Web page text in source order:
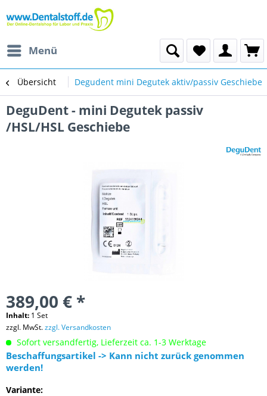
Menü
Übersicht Degudent mini Degutek aktiv/passiv Geschiebe
DeguDent - mini Degutek passiv
/HSL/HSL Geschiebe
389,00 € *
Inhalt: 1 Set
zzgl. MwSt.zzgl. Versandkosten
Sofort versandfertig, Lieferzeit ca. 1-3 Werktage
Beschaffungsartikel -> Kann nicht zurück genommen
werden!
Variante: